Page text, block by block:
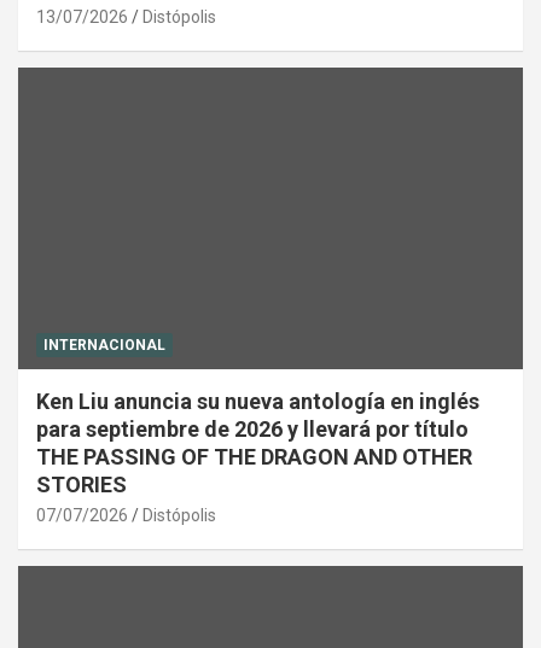
13/07/2026 Distópolis
INTERNACIONAL
Ken Liu anuncia su nueva antología en inglés
para septiembre de 2026 y llevará por título
THE PASSING OF THE DRAGON AND OTHER
STORIES
07/07/2026 Distópolis